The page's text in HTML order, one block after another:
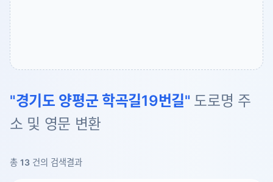
"경기도 양평군 학곡길19번길" 도로명 주
소 및 영문 변환
총 13 건의 검색결과